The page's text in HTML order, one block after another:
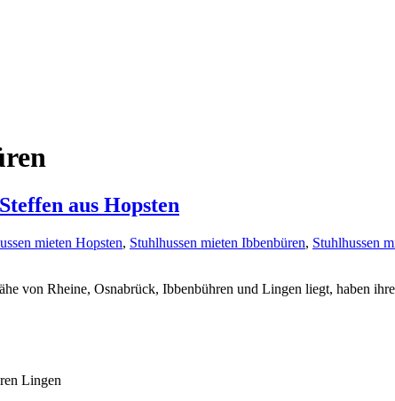
aus Hopsten
mieten Hopsten, Stuhlhussen mieten Ibbenbüren, Stuhlhussen
von Rheine, Osnabrück, Ibbenbühren und Lingen liegt, haben